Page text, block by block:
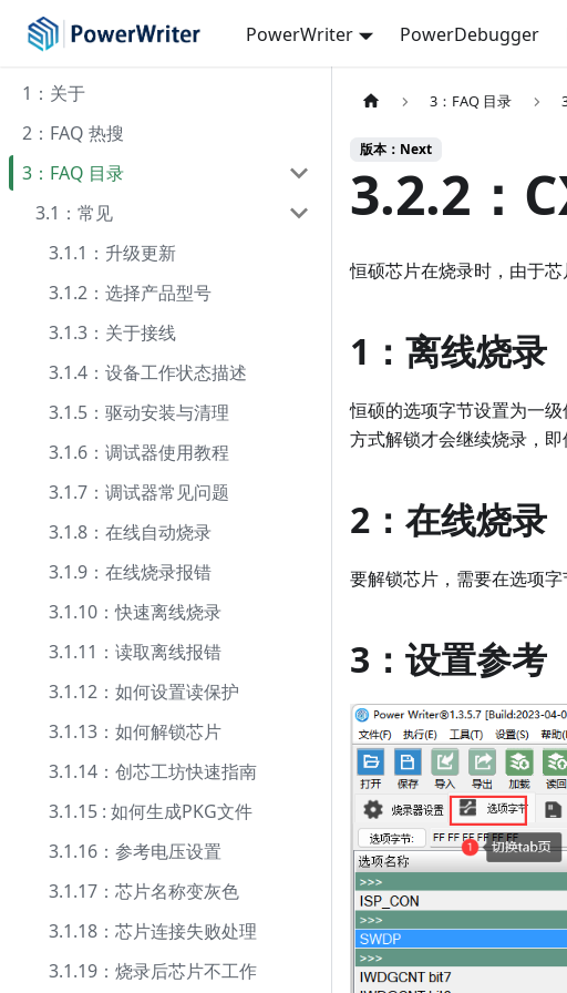
PowerWriter PowerDebugger
1：关于
2：FAQ 热搜
3：FAQ 目录
3.1：常见
3.1.1：升级更新
3.1.2：选择产品型号
3.1.3：关于接线
3.1.4：设备工作状态描述
3.1.5：驱动安装与清理
3.1.6：调试器使用教程
3.1.7：调试器常见问题
3.1.8：在线自动烧录
3.1.9：在线烧录报错
3.1.10：快速离线烧录
3.1.11：读取离线报错
3.1.12：如何设置读保护
3.1.13：如何解锁芯片
3.1.14：创芯工坊快速指南
3.1.15 : 如何生成PKG文件
3.1.16：参考电压设置
3.1.17：芯片名称变灰色
3.1.18：芯片连接失败处理
3.1.19：烧录后芯片不工作
3：FAQ 目录
版本：Next
3.2.2：
恒硕芯片在烧录时，由于
1：离线烧录
恒硕的选项字节设置为一
方式解锁才会继续烧录，即
2：在线烧录
要解锁芯片，需要在选项字
3：设置参考